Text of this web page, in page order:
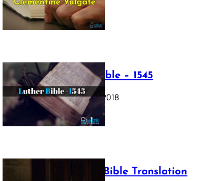
July 12, 2025
Luther Bible – 1545
October 17, 2018
Webster Bible Translation